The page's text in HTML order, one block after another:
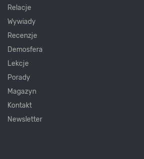
Relacje
Wywiady
Recenzje
Demosfera
Lekcje
Porady
Magazyn
Kontakt
Newsletter